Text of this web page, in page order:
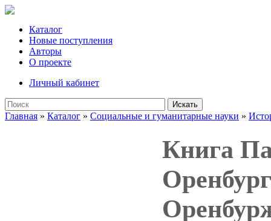
Каталог
Новые поступления
Авторы
О проекте
Личный кабинет
Искать
Главная » Каталог » Социальные и гуманитарные науки »
Книга